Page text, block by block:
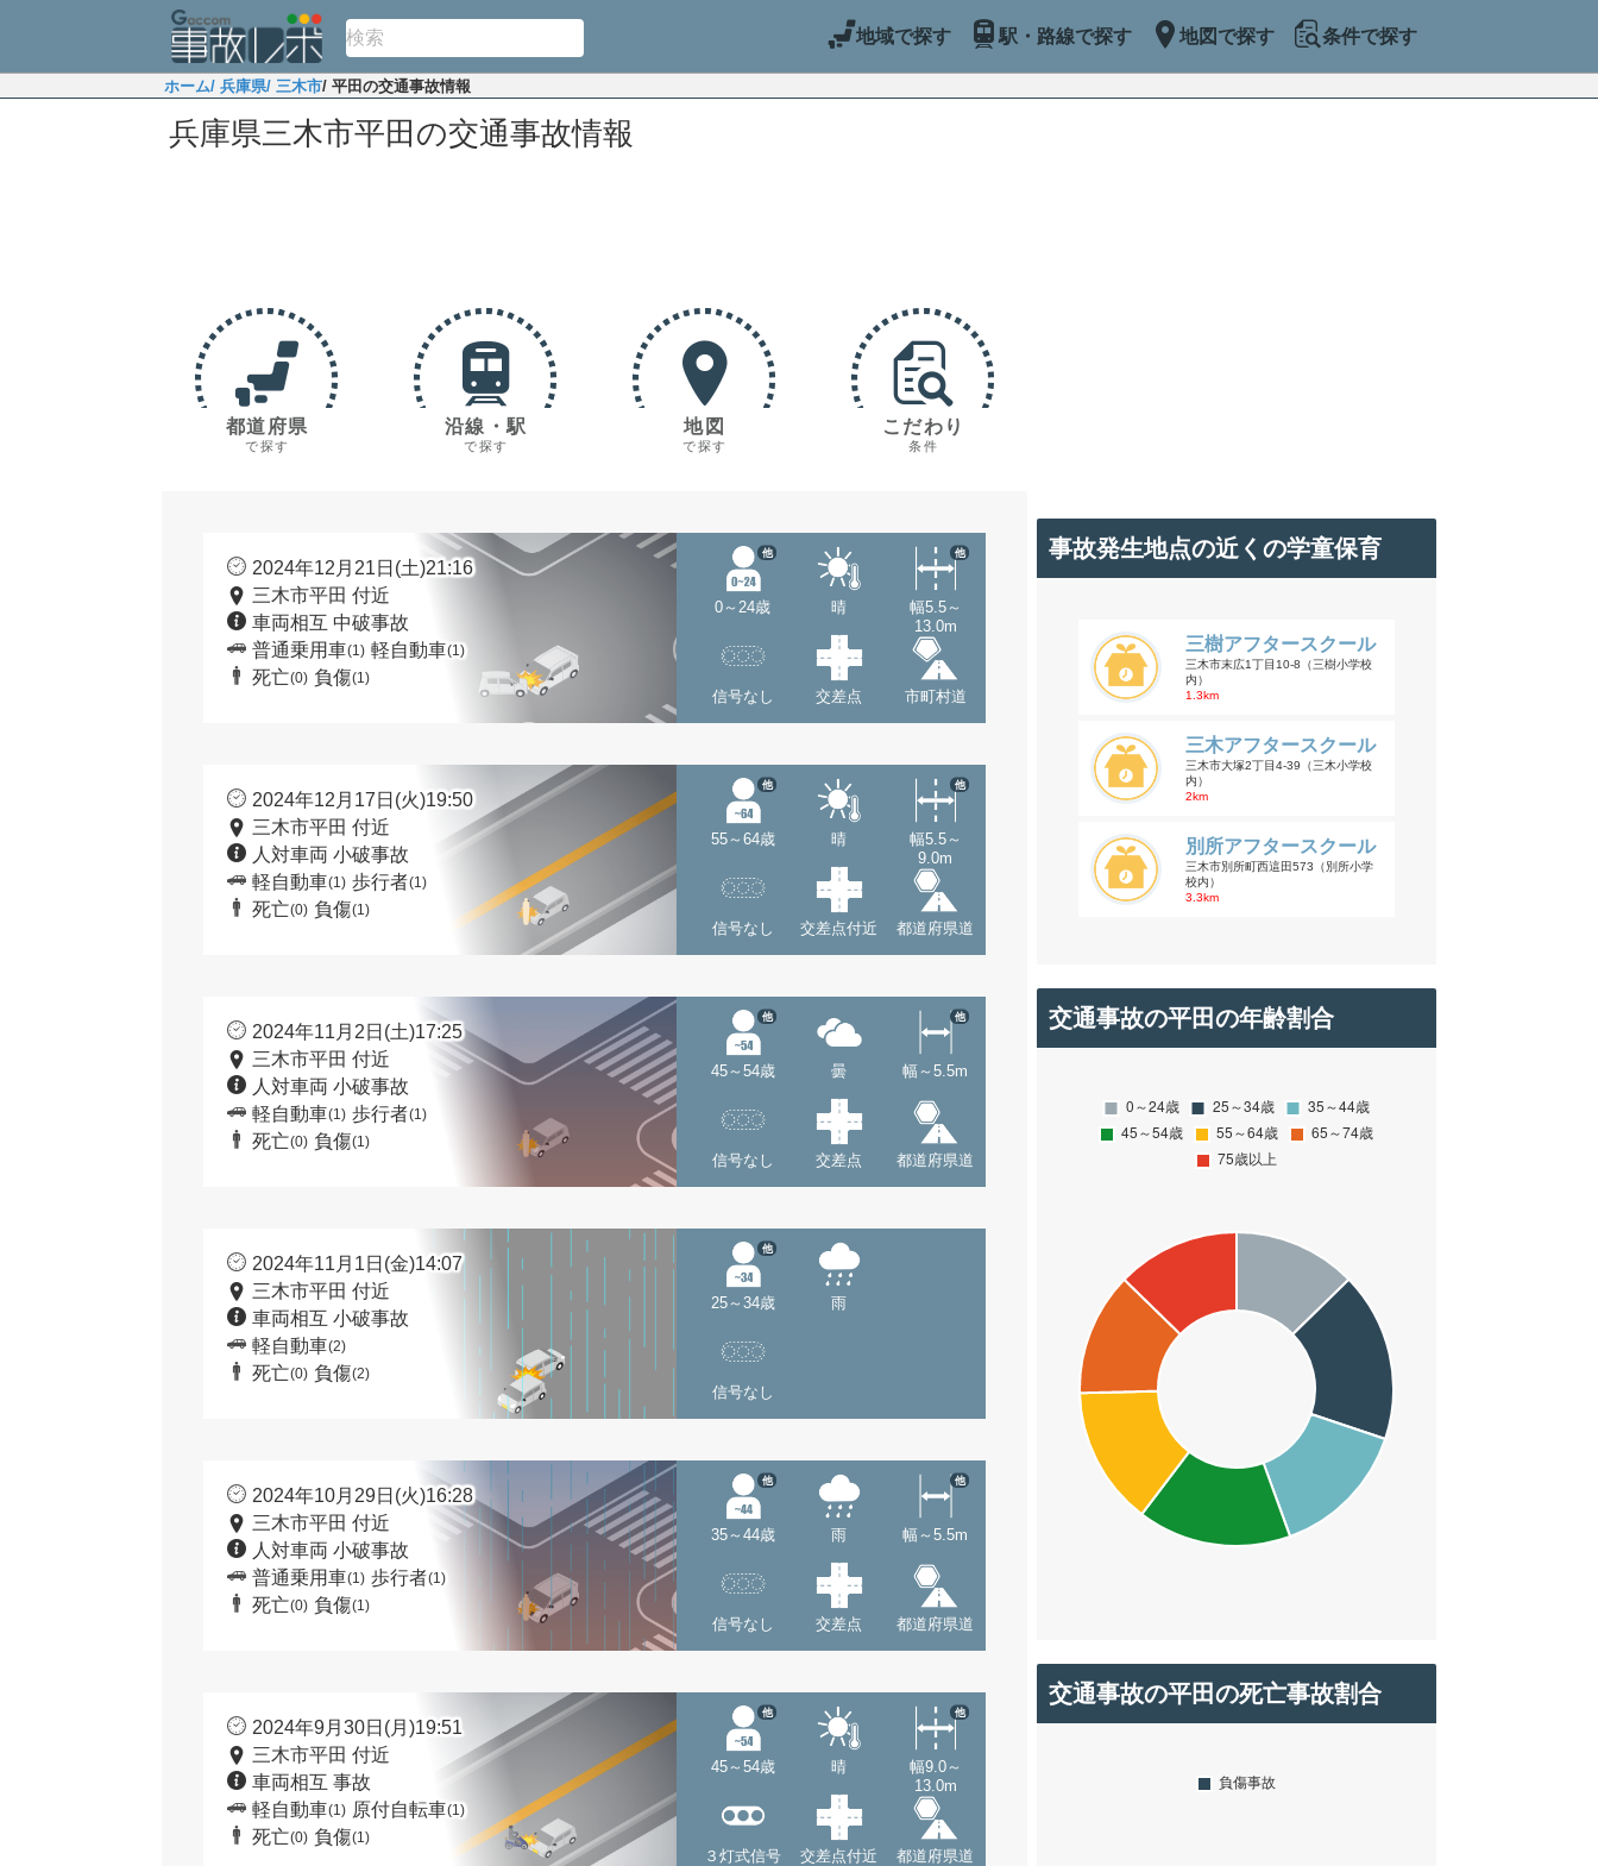
地域で探す 駅・路線で探す 地図で探す 条件で探す
ホーム/ 兵庫県/ 三木市/ 平田の交通事故情報
兵庫県三木市平田の交通事故情報
都道府県
で探す
沿線・駅
で探す
地図
で探す
こだわり
条件
2024年12月21日(土)21:16
三木市平田 付近
車両相互 中破事故
普通乗用車(1) 軽自動車(1)
死亡(0) 負傷(1)
0～24歳
他
晴
幅5.5～
13.0m
他
信号なし 交差点 市町村道
2024年12月17日(火)19:50
三木市平田 付近
人対車両 小破事故
軽自動車(1) 歩行者(1)
死亡(0) 負傷(1)
55～64歳
他
晴
幅5.5～
9.0m
他
信号なし 交差点付近 都道府県道
2024年11月2日(土)17:25
三木市平田 付近
人対車両 小破事故
軽自動車(1) 歩行者(1)
死亡(0) 負傷(1)
45～54歳
他
曇 幅～5.5m
他
信号なし 交差点 都道府県道
2024年11月1日(金)14:07
三木市平田 付近
車両相互 小破事故
軽自動車(2)
死亡(0) 負傷(2)
25～34歳
他
雨
信号なし
2024年10月29日(火)16:28
三木市平田 付近
人対車両 小破事故
普通乗用車(1) 歩行者(1)
死亡(0) 負傷(1)
35～44歳
他
雨 幅～5.5m
他
信号なし 交差点 都道府県道
2024年9月30日(月)19:51
三木市平田 付近
車両相互 事故
軽自動車(1) 原付自転車(1)
死亡(0) 負傷(1)
45～54歳
他
晴
幅9.0～
13.0m
他
３灯式信号 交差点付近 都道府県道
事故発生地点の近くの学童保育
三樹アフタースクール
三木市末広1丁目10-8（三樹小学校
内）
1.3km
三木アフタースクール
三木市大塚2丁目4-39（三木小学校
内）
2km
別所アフタースクール
三木市別所町西這田573（別所小学
校内）
3.3km
交通事故の平田の年齢割合
交通事故の平田の死亡事故割合